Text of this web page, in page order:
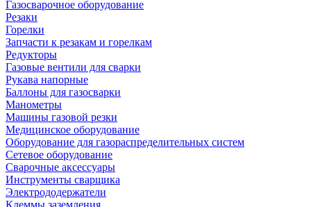
Газосварочное оборудование
Резаки
Горелки
Запчасти к резакам и горелкам
Редукторы
Газовые вентили для сварки
Рукава напорные
Баллоны для газосварки
Манометры
Машины газовой резки
Медицинское оборудование
Оборудование для газораспределительных систем
Сетевое оборудование
Сварочные аксессуары
Инструменты сварщика
Электрододержатели
Клеммы заземления